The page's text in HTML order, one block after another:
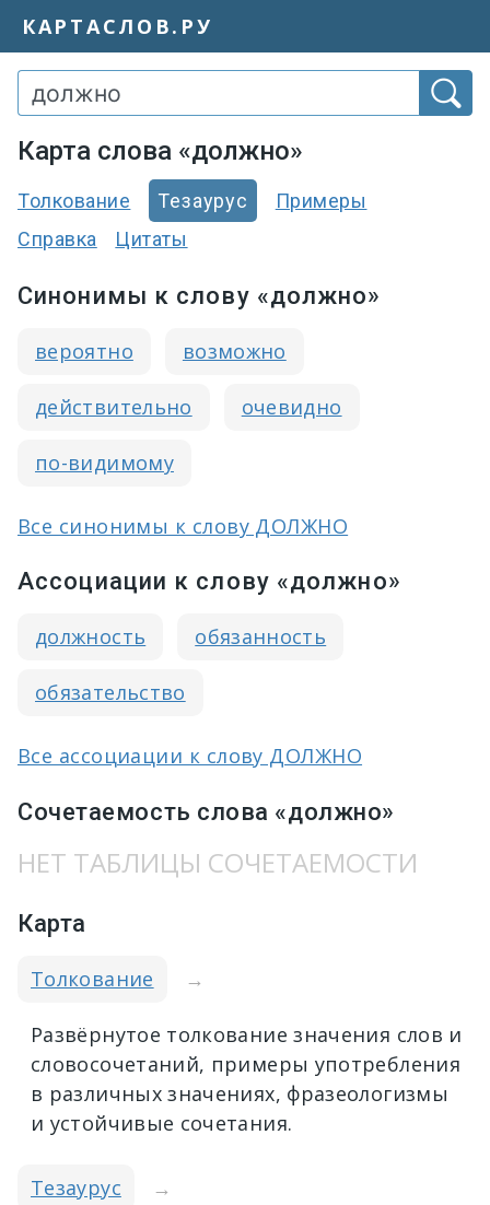
КАРТАСЛОВ.РУ
Карта слова «должно»
Толкование Тезаурус
Примеры
Справка
Цитаты
Синонимы к слову «должно»
вероятно возможно
действительно очевидно
по-видимому
Все синонимы к слову ДОЛЖНО
Ассоциации к слову «должно»
должность обязанность
обязательство
Все ассоциации к слову ДОЛЖНО
Сочетаемость слова «должно»
НЕТ ТАБЛИЦЫ СОЧЕТАЕМОСТИ
Карта
Толкование →
Развёрнутое толкование значения слов и
словосочетаний, примеры употребления
в различных значениях, фразеологизмы
и устойчивые сочетания.
Тезаурус →